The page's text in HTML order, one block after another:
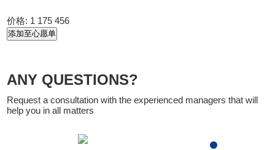
价格: 1 175 456
添加至心愿单
ANY QUESTIONS?
Request a consultation with the experienced managers that will
help you in all matters